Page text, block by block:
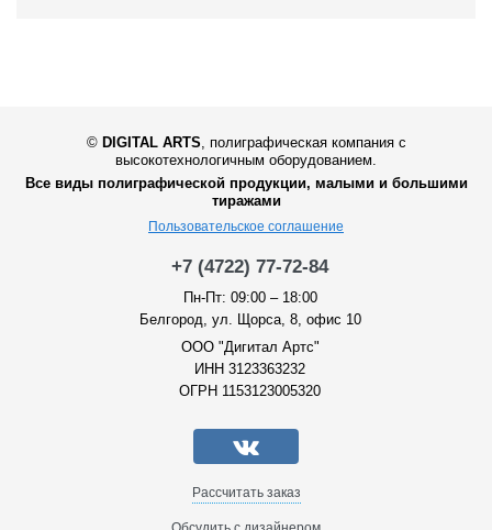
© DIGITAL ARTS
полиграфическая компания с
высокотехнологичным оборудованием.
Все виды полиграфической продукции, малыми и большими
тиражами
Пользовательское соглашение
+7 (4722) 77-72-84
Пн-Пт: 09:00 – 18:00
Белгород, ул. Щорса, 8, офис 10
ООО "Дигитал Артс"
ИНН 3123363232
ОГРН 1153123005320
Рассчитать заказ